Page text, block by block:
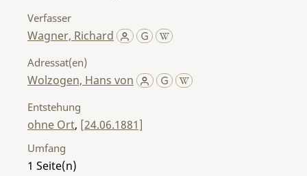
Verfasser
Wagner, Richard
Adressat(en)
Wolzogen, Hans von
Entstehung
ohne Ort, [24.06.1881]
Umfang
1